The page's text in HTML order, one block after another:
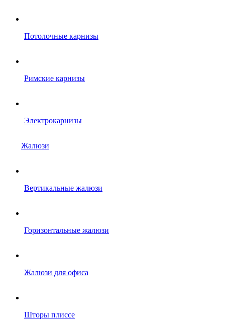
Потолочные карнизы
Римские карнизы
Электрокарнизы
Жалюзи
Вертикальные жалюзи
Горизонтальные жалюзи
Жалюзи для офиса
Шторы плиссе